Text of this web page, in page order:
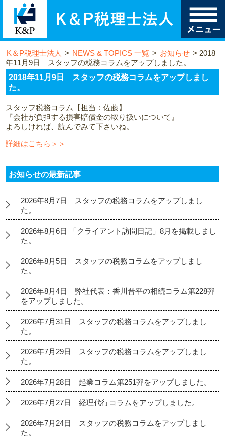
K＆P税理士法人 > NEWS & TOPICS 一覧 > お知らせ >2018
年11月9日 スタッフの税務コラムをアップしました。
2018年11月9日 スタッフの税務コラムをアップしまし
た。
スタッフ税務コラム【担当：佐藤】
『会社が負担する損害賠償金の取り扱いについて』
よろしければ、読んでみて下さいね。
詳細はこちら＞＞
お知らせの最新記事
2026年8月7日 スタッフの税務コラムをアップしまし
た。
2026年8月6日 「クライアント訪問日記」8月を掲載しまし
た。
2026年8月5日 スタッフの税務コラムをアップしまし
た。
2026年8月4日 弊社代表：香川晋平の相続コラム第228弾
をアップしました。
2026年7月31日 スタッフの税務コラムをアップしまし
た。
2026年7月29日 スタッフの税務コラムをアップしまし
た。
2026年7月28日 起業コラム第251弾をアップしました。
2026年7月27日 経理代行コラムをアップしました。
2026年7月24日 スタッフの税務コラムをアップしまし
た。